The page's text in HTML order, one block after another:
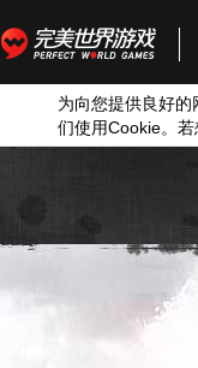
为向您提供良好
们使用Cookie。